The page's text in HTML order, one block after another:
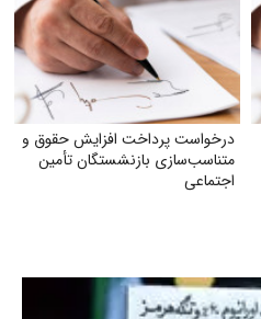
درخواست پرداخت افزایش حقوق و
متناسب‌سازی بازنشستگان تأمین
اجتماعی